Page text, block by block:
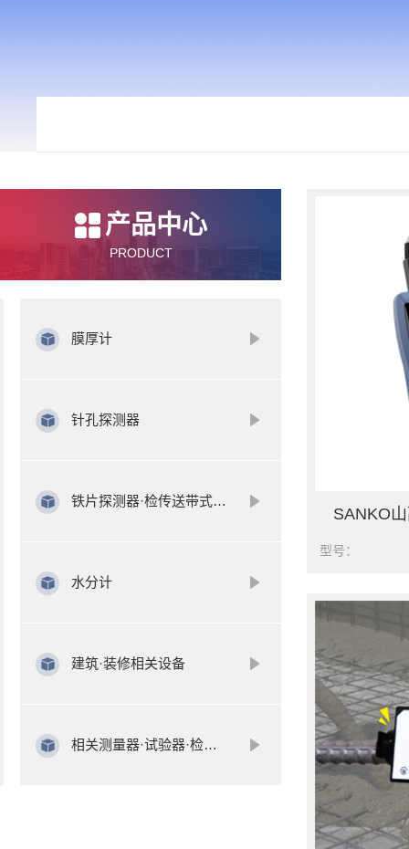
产品中心
PRODUCT
膜厚计
针孔探测器
铁片探测器·检传送带式检查针机
水分计
建筑·装修相关设备
相关测量器·试验器·检查器
型号：